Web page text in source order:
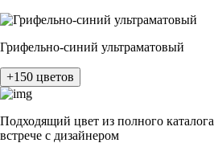
Грифельно-синий ультраматовый
+150 цветов
Подходящий цвет из полного каталога
встрече с дизайнером